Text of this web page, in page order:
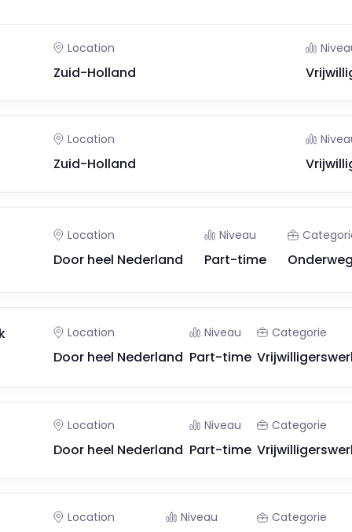
Location
Zuid-Holland
Location
Zuid-Holland
Location
Door heel Nederland
Niveau
Part-time
Location
Door heel Nederland
Niveau
Part-time
Categorie
Location
Door heel Nederland
Niveau
Part-time
Categorie
Location Niveau Categorie